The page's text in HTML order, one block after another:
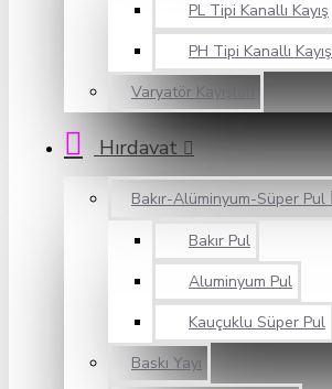
PL Tipi Kanallı Kayış
PH Tipi Kanallı Kayış
Varyatör Kayışları
Hırdavat
Bakır-Alüminyum-Süper Pul
Bakır Pul
Aluminyum Pul
Kauçuklu Süper Pul
Baskı Yayı